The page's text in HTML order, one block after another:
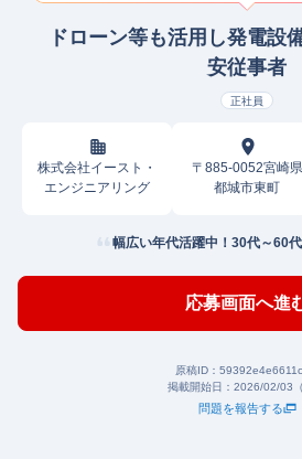
ドローン等も活用し発電設
安従事者
正社員
株式会社イースト・
エンジニアリング
〒885-0052宮崎県
都城市東町
幅広い年代活躍中！30代～60代
応募画面へ進
原稿ID：
掲載開始日： 2026/02/03（
問題を報告する